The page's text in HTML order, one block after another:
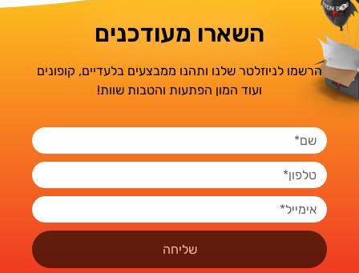
השארו מעודכנים
הרשמו לניוזלטר שלנו ותהנו ממבצעים בלעדיים, קופונים
ועוד המון הפתעות והטבות שוות!
שליחה